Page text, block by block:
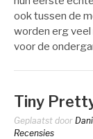
ook tussen de
worden erg
voor de
Tiny
Geplaatst door
Recensies